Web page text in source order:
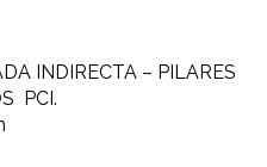
INDIRECTA – PILARES
PCI.